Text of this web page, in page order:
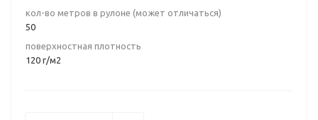
кол-во метров в рулоне (может отличаться)
50
поверхностная плотность
120 г/м2